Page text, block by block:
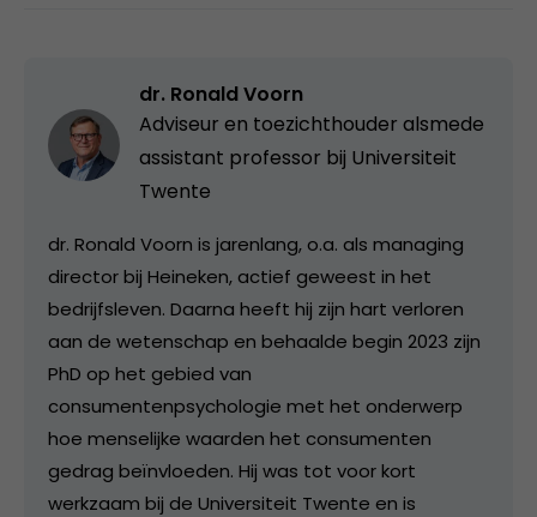
dr. Ronald Voorn
Adviseur en toezichthouder alsmede
assistant professor bij Universiteit
Twente
dr. Ronald Voorn is jarenlang, o.a. als managing
director bij Heineken, actief geweest in het
bedrijfsleven. Daarna heeft hij zijn hart verloren
aan de wetenschap en behaalde begin 2023 zijn
PhD op het gebied van
consumentenpsychologie met het onderwerp
hoe menselijke waarden het consumenten
gedrag beïnvloeden. Hij was tot voor kort
werkzaam bij de Universiteit Twente en is